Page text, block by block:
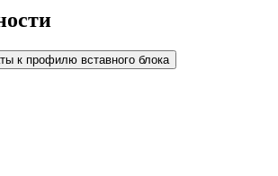
к профилю вставного блока